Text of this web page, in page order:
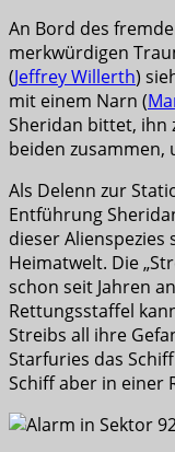
An Bord des
merkwürdigen
(Jeffrey Willerth)
mit einem Narn (
Sheridan bittet, ihn
beiden zusammen,
Als Delenn zur
Entführung
dieser
Heimatwelt. Die
schon seit Jahren
Rettungsstaffel
Streibs all ihre
Starfuries das
Schiff aber in einer